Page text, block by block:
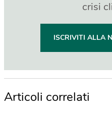
crisi
ISCRIVITI ALLA
Articoli correlati